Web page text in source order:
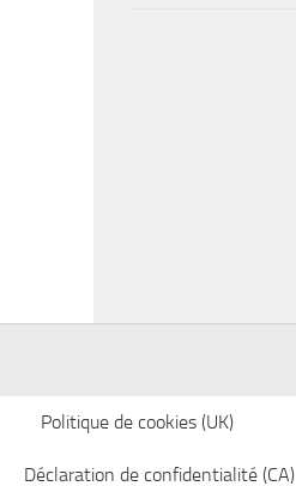
Politique de cookies (UK)
Déclaration de confidentialité (CA)